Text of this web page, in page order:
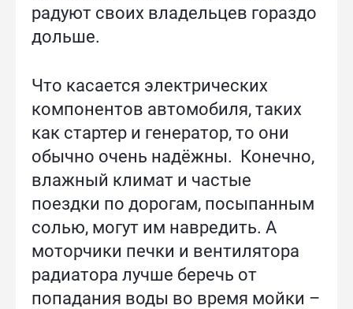
радуют своих владельцев гораздо
дольше.
Что касается электрических
компонентов автомобиля, таких
как стартер и генератор, то они
обычно очень надёжны. Конечно,
влажный климат и частые
поездки по дорогам, посыпанным
солью, могут им навредить. А
моторчики печки и вентилятора
радиатора лучше беречь от
попадания воды во время мойки –